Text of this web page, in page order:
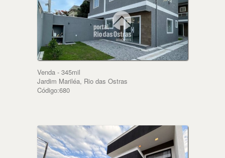
Venda - 345mil
Jardim Mariléa, Rio das Ostras
Código:680